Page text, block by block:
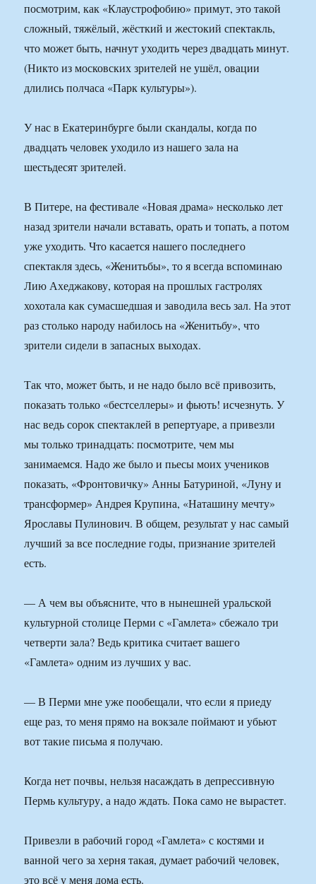
посмотрим, как «Клаустрофобию» примут, это такой
сложный, тяжёлый, жёсткий и жестокий спектакль,
что может быть, начнут уходить через двадцать минут.
(Никто из московских зрителей не ушёл, овации
длились полчаса «Парк культуры»).
У нас в Екатеринбурге были скандалы, когда по
двадцать человек уходило из нашего зала на
шестьдесят зрителей.
В Питере, на фестивале «Новая драма» несколько лет
назад зрители начали вставать, орать и топать, а потом
уже уходить. Что касается нашего последнего
спектакля здесь, «Женитьбы», то я всегда вспоминаю
Лию Ахеджакову, которая на прошлых гастролях
хохотала как сумасшедшая и заводила весь зал. На этот
раз столько народу набилось на «Женитьбу», что
зрители сидели в запасных выходах.
Так что, может быть, и не надо было всё привозить,
показать только «бестселлеры» и фьють! исчезнуть. У
нас ведь сорок спектаклей в репертуаре, а привезли
мы только тринадцать: посмотрите, чем мы
занимаемся. Надо же было и пьесы моих учеников
показать, «Фронтовичку» Анны Батуриной, «Луну и
трансформер» Андрея Крупина, «Наташину мечту»
Ярославы Пулинович. В общем, результат у нас самый
лучший за все последние годы, признание зрителей
есть.
— А чем вы объясните, что в нынешней уральской
культурной столице Перми с «Гамлета» сбежало три
четверти зала? Ведь критика считает вашего
«Гамлета» одним из лучших у вас.
— В Перми мне уже пообещали, что если я приеду
еще раз, то меня прямо на вокзале поймают и убьют
вот такие письма я получаю.
Когда нет почвы, нельзя насаждать в депрессивную
Пермь культуру, а надо ждать. Пока само не вырастет.
Привезли в рабочий город «Гамлета» с костями и
ванной чего за херня такая, думает рабочий человек,
это всё у меня дома есть.